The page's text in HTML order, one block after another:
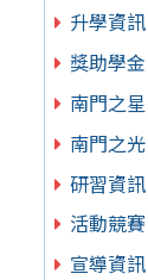
升學資訊
獎助學金
南門之星
南門之光
研習資訊
活動競賽
宣導資訊